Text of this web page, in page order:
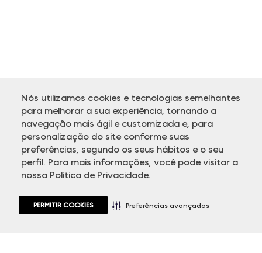
Nós utilizamos cookies e tecnologias semelhantes
para melhorar a sua experiência, tornando a
navegação mais ágil e customizada e, para
personalização do site conforme suas
preferências, segundo os seus hábitos e o seu
perfil. Para mais informações, você pode visitar a
nossa Política de Privacidade.
PERMITIR COOKIES Preferências avançadas